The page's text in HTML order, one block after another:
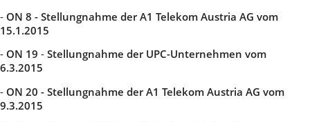
- ON 8 - Stellungnahme der A1 Telekom Austria AG vom
15.1.2015
- ON 19 - Stellungnahme der UPC-Unternehmen vom
6.3.2015
- ON 20 - Stellungnahme der A1 Telekom Austria AG vom
9.3.2015